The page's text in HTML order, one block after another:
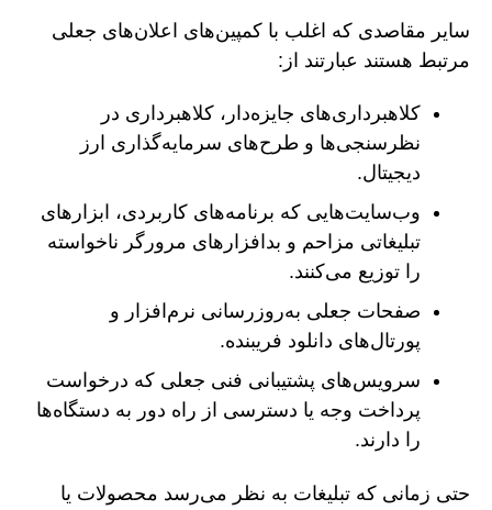
سایر مقاصدی که اغلب با کمپین‌های اعلان‌های جعلی
مرتبط هستند عبارتند از:
کلاهبرداری‌های جایزه‌دار، کلاهبرداری در
نظرسنجی‌ها و طرح‌های سرمایه‌گذاری ارز
دیجیتال.
وب‌سایت‌هایی که برنامه‌های کاربردی، ابزارهای
تبلیغاتی مزاحم و بدافزارهای مرورگر ناخواسته
را توزیع می‌کنند.
صفحات جعلی به‌روزرسانی نرم‌افزار و
پورتال‌های دانلود فریبنده.
سرویس‌های پشتیبانی فنی جعلی که درخواست
پرداخت وجه یا دسترسی از راه دور به دستگاه‌ها
را دارند.
حتی زمانی که تبلیغات به نظر می‌رسد محصولات یا